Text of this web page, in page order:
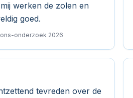
werken de zolen en
goed.
onderzoek 2026
tevreden over de